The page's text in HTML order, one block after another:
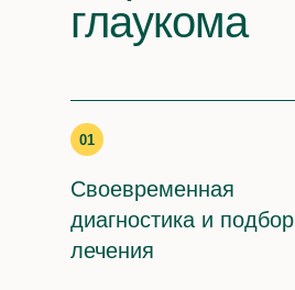
Врачи
глаукома
01
Своевременная
диагностика и подбор
лечения